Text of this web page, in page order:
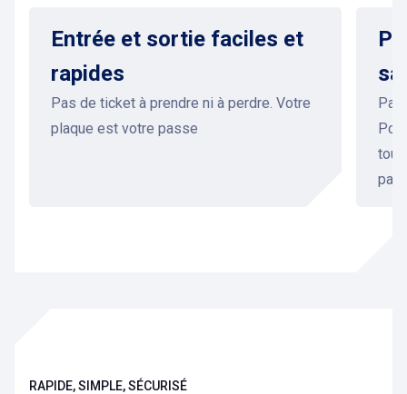
Entrée et sortie faciles et
rapides
Pas de ticket à prendre ni à perdre. Votre
plaque est votre passe
RAPIDE, SIMPLE, SÉCURISÉ